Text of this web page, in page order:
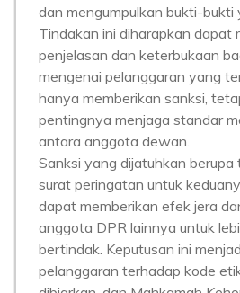
dan mengumpulkan bukti-bukti
Tindakan ini diharapkan dapat
penjelasan dan keterbukaan
mengenai pelanggaran yang
hanya memberikan sanksi,
pentingnya menjaga standar
antara anggota dewan.
Sanksi yang dijatuhkan berupa
surat peringatan untuk
dapat memberikan efek jera
anggota DPR lainnya untuk
bertindak. Keputusan ini
pelanggaran terhadap kode